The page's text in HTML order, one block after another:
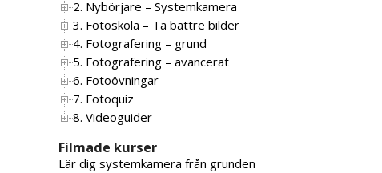
2. Nybörjare – Systemkamera
3. Fotoskola – Ta bättre bilder
4. Fotografering – grund
5. Fotografering – avancerat
6. Fotoövningar
7. Fotoquiz
8. Videoguider
Filmade kurser
Lär dig systemkamera från grunden